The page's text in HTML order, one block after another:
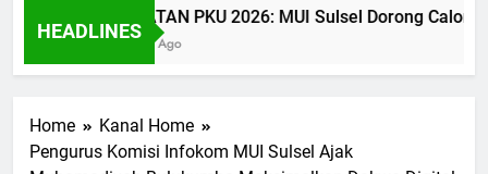
HEADLINES
CATATAN PKU 2026: MUI Sulsel Dorong Calon
23 Jam Ago
Home
Kanal Home
Pengurus Komisi Infokom MUI Sulsel Ajak